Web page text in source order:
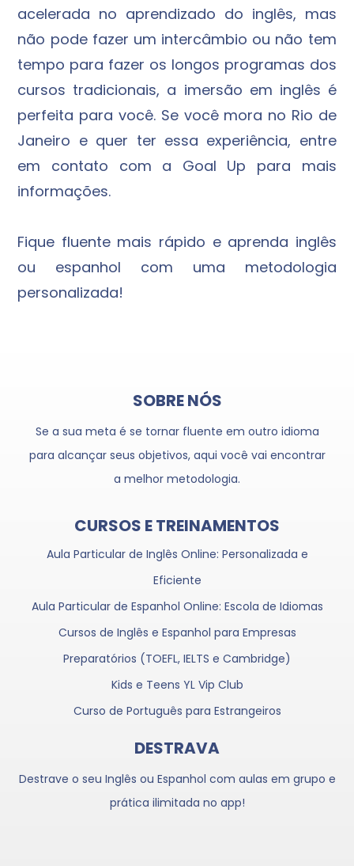
acelerada no aprendizado do inglês, mas
não pode fazer um intercâmbio ou não tem
tempo para fazer os longos programas dos
cursos tradicionais, a imersão em inglês é
perfeita para você. Se você mora no Rio de
Janeiro e quer ter essa experiência, entre
em contato com a Goal Up para mais
informações.
Fique fluente mais rápido e aprenda inglês
ou espanhol com uma metodologia
personalizada!
SOBRE NÓS
Se a sua meta é se tornar fluente em outro idioma
para alcançar seus objetivos, aqui você vai encontrar
a melhor metodologia.
CURSOS E TREINAMENTOS
Aula Particular de Inglês Online: Personalizada e
Eficiente
Aula Particular de Espanhol Online: Escola de Idiomas
Cursos de Inglês e Espanhol para Empresas
Preparatórios (TOEFL, IELTS e Cambridge)
Kids e Teens YL Vip Club
Curso de Português para Estrangeiros
DESTRAVA
Destrave o seu Inglês ou Espanhol com aulas em grupo e
prática ilimitada no app!